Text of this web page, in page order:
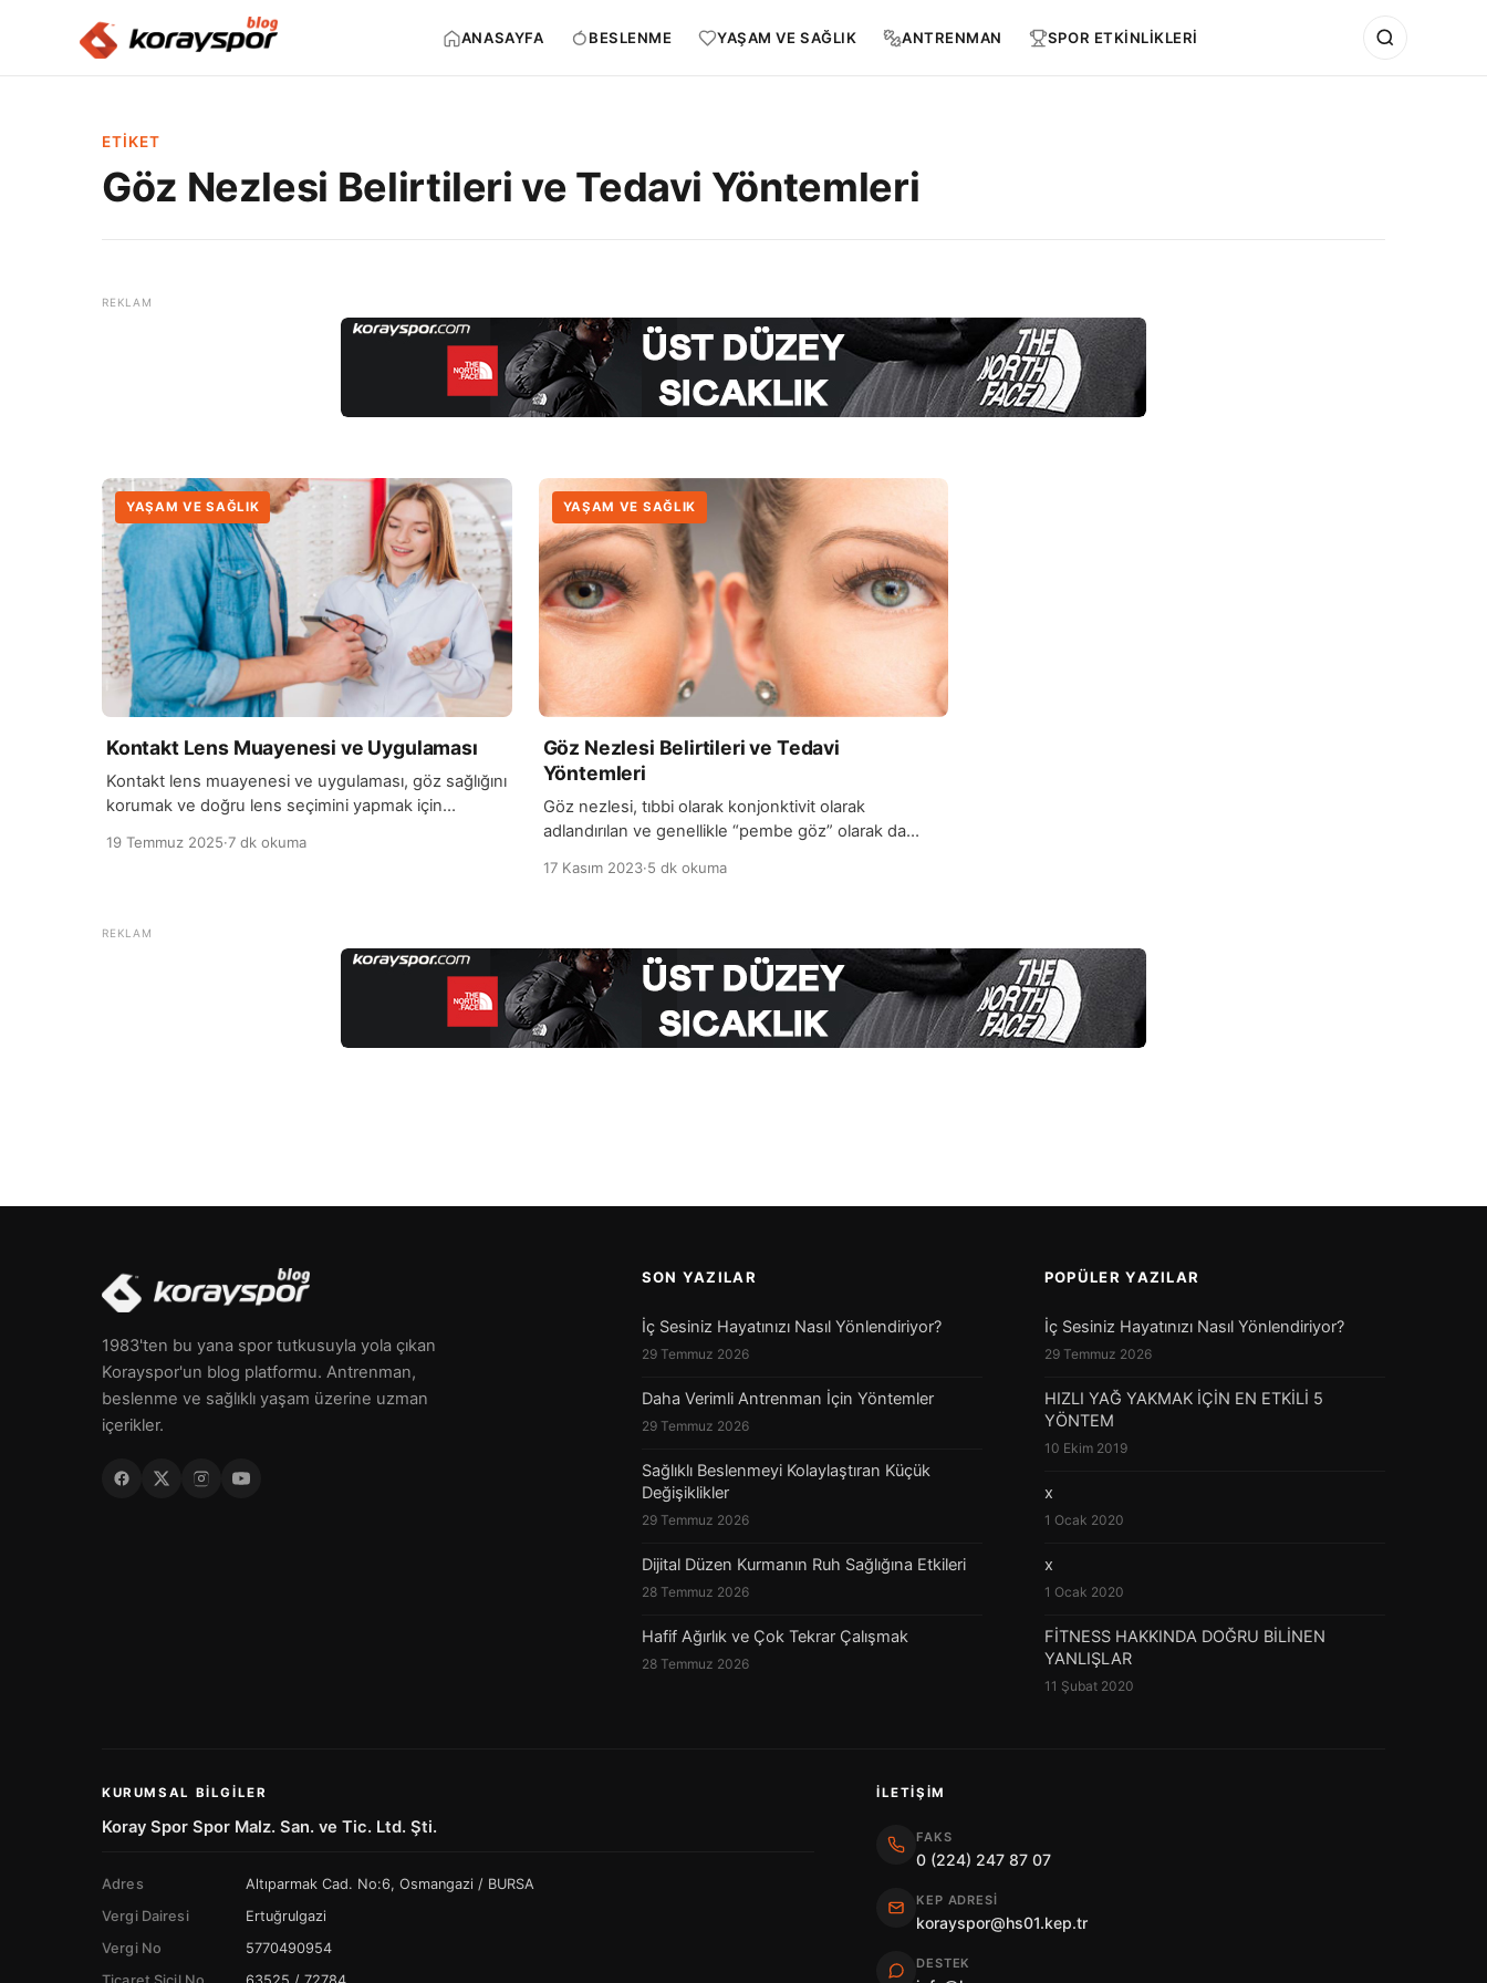
ANASAYFA BESLENME YAŞAM VE SAĞLIK ANTRENMAN SPOR ETKİNLİKLERİ
ETIKET
Göz Nezlesi Belirtileri ve Tedavi Yöntemleri
YAŞAM VE SAĞLIK
Kontakt Lens Muayenesi ve Uygulaması
Kontakt lens muayenesi ve uygulaması, göz sağlığını
korumak ve doğru lens seçimini yapmak için
Muayene sırasında göz doktoru, göz yapısını ve
önünde bulundurularak uygun kontakt lens tipi
belirlenir. Bu aşama, hem görme kalitesinin artırılması
19 Temmuz 2025·7 dk okuma
YAŞAM VE SAĞLIK
Göz Nezlesi Belirtileri ve Tedavi
Yöntemleri
Göz nezlesi, tıbbi olarak konjonktivit olarak
adlandırılan ve genellikle “pembe göz” olarak da
gözün beyaz kısmını (sklera) kaplayan ince bir zar
bakteriler, virüsler veya alerjenler nedeniyle
meydana gelebilir. Göz nezlesinin belirtileri arasında
gözlerin kızarması, sulanması, kaşıntı, […]
17 Kasım 2023·5 dk okuma
1983'ten bu yana spor tutkusuyla yola çıkan
Korayspor'un blog platformu. Antrenman,
beslenme ve sağlıklı yaşam üzerine uzman
içerikler.
SON YAZILAR
İç Sesiniz Hayatınızı Nasıl Yönlendiriyor?
29 Temmuz 2026
Daha Verimli Antrenman İçin Yöntemler
29 Temmuz 2026
Sağlıklı Beslenmeyi Kolaylaştıran Küçük
Değişiklikler
29 Temmuz 2026
Dijital Düzen Kurmanın Ruh Sağlığına Etkileri
28 Temmuz 2026
Hafif Ağırlık ve Çok Tekrar Çalışmak
28 Temmuz 2026
POPÜLER YAZILAR
İç Sesiniz Hayatınızı Nasıl Yönlendiriyor?
29 Temmuz 2026
HIZLI YAĞ YAKMAK İÇİN EN ETKİLİ 5
YÖNTEM
10 Ekim 2019
x
1 Ocak 2020
x
1 Ocak 2020
FİTNESS HAKKINDA DOĞRU BİLİNEN
YANLIŞLAR
11 Şubat 2020
KURUMSAL BILGILER
Koray Spor Spor Malz. San. ve Tic. Ltd. Şti.
Adres
Altıparmak Cad. No:6, Osmangazi / BURSA
Vergi Dairesi
Ertuğrulgazi
Vergi No
5770490954
İLETIŞIM
FAKS
0 (224) 247 87 07
KEP ADRESI
korayspor@hs01.kep.tr
DESTEK